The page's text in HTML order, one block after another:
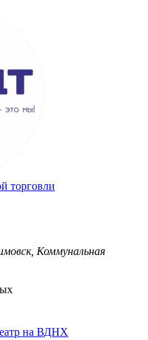
торговли
Коммунальная
на ВДНХ